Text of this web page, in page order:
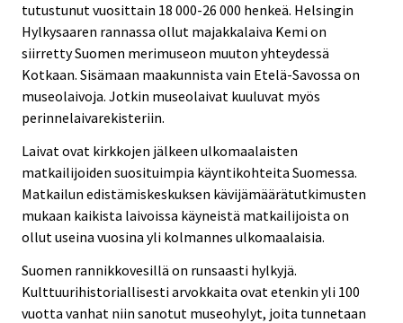
tutustunut vuosittain 18 000-26 000 henkeä. Helsingin
Hylkysaaren rannassa ollut majakkalaiva Kemi on
siirretty Suomen merimuseon muuton yhteydessä
Kotkaan. Sisämaan maakunnista vain Etelä-Savossa on
museolaivoja. Jotkin museolaivat kuuluvat myös
perinnelaivarekisteriin.
Laivat ovat kirkkojen jälkeen ulkomaalaisten
matkailijoiden suosituimpia käyntikohteita Suomessa.
Matkailun edistämiskeskuksen kävijämäärätutkimusten
mukaan kaikista laivoissa käyneistä matkailijoista on
ollut useina vuosina yli kolmannes ulkomaalaisia.
Suomen rannikkovesillä on runsaasti hylkyjä.
Kulttuurihistoriallisesti arvokkaita ovat etenkin yli 100
vuotta vanhat niin sanotut museohylyt, joita tunnetaan